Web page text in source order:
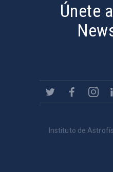
Únete
Instituto de